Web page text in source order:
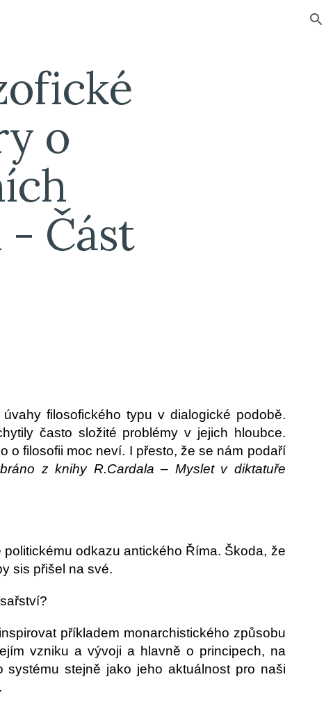
o
Část
filosofického typu v dialogické podobě.
často složité problémy v jejich hloubce.
o filosofii moc neví. I přesto, že se nám podaří
z knihy R.Cardala – Myslet v diktatuře
odkazu antického Říma. Škoda, že
sis přišel na své.
příkladem monarchistického způsobu
vzniku a vývoji a hlavně o principech, na
stejně jako jeho aktuálnost pro naši